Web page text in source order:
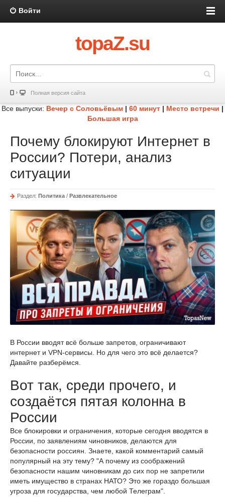
Войти
topaZ.su
Полная версия сайта
Все выпуски: Вечер с Соловьёвым | 60 минут | Место встречи |
Большая игра
Почему блокируют Интернет в
России? Потери, анализ
ситуации
Раздел: Политика / Развлекательное
В России вводят всё больше запретов, ограничивают
интернет и VPN-сервисы. Но для чего это всё делается?
Давайте разберёмся.
Вот так, среди прочего, и
создаётся пятая колонна в
России
Все блокировки и ограничения, которые сегодня вводятся в
России, по заявлениям чиновников, делаются для
безопасности россиян. Знаете, какой комментарий самый
популярный на эту тему? "А почему из соображений
безопасности нашим чиновникам до сих пор не запретили
иметь имущество в странах НАТО? Это же гораздо большая
угроза для государства, чем любой Телеграм".